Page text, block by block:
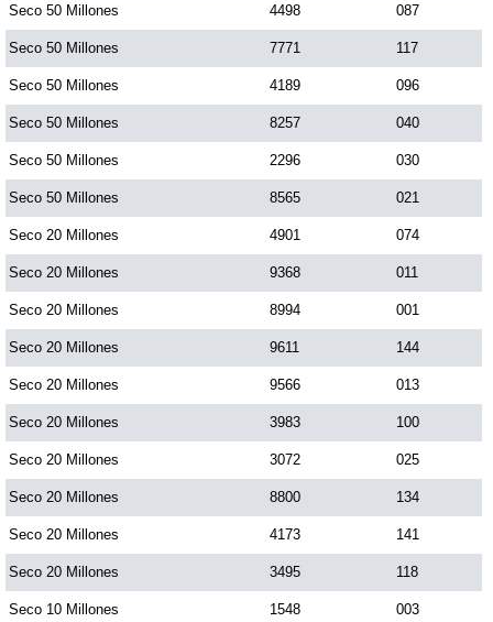
Motilon Tarde
Motilon Noche
Paisita Día
Paisita Noche
Paisita 3
Pick 3 Día
Pick 3 Noche
Pick 4 Día
Pick 4 Noche
Seco 50 Millones 4498 087
Seco 50 Millones 7771 117
Seco 50 Millones 4189 096
Seco 50 Millones 8257 040
Seco 50 Millones 2296 030
Seco 50 Millones 8565 021
Seco 20 Millones 4901 074
Seco 20 Millones 9368 011
Seco 20 Millones 8994 001
Seco 20 Millones 9611 144
Seco 20 Millones 9566 013
Seco 20 Millones 3983 100
Seco 20 Millones 3072 025
Seco 20 Millones 8800 134
Seco 20 Millones 4173 141
Seco 20 Millones 3495 118
Seco 10 Millones 1548 003